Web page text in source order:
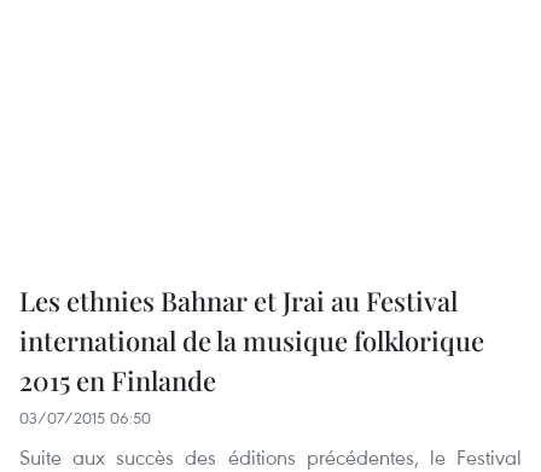
Les ethnies Bahnar et Jrai au Festival
international de la musique folklorique
2015 en Finlande
03/07/2015 06:50
Suite aux succès des éditions précédentes, le Festival